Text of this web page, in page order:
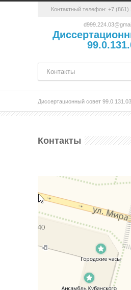
Контактный телефон: +7 (861)
Диссертационный совет 99.0.131.03
Контакты